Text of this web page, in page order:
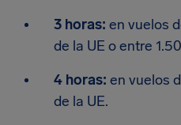
3 horas: en vuelos
de la UE o entre
4 horas: en vuelos
de la UE.